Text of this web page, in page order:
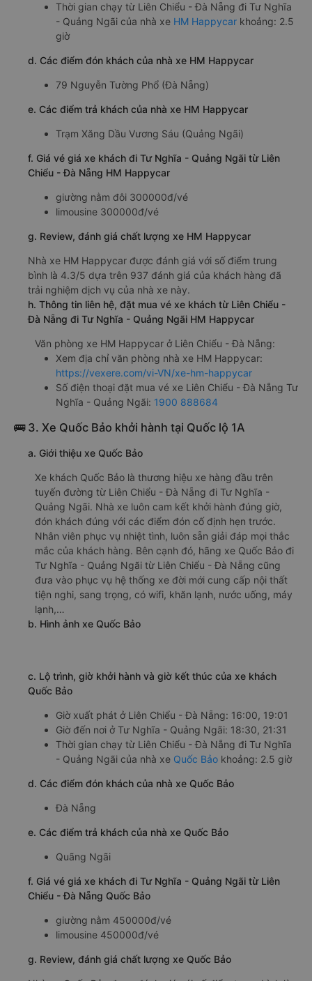
Thời gian chạy từ Liên Chiểu - Đà Nẵng đi Tư Nghĩa
- Quảng Ngãi của nhà xe HM Happycar khoảng: 2.5
giờ
d. Các điểm đón khách của nhà xe HM Happycar
79 Nguyễn Tường Phổ (Đà Nẵng)
e. Các điểm trả khách của nhà xe HM Happycar
Trạm Xăng Dầu Vương Sáu (Quảng Ngãi)
f. Giá vé giá xe khách đi Tư Nghĩa - Quảng Ngãi từ Liên
Chiểu - Đà Nẵng HM Happycar
giường nằm đôi 300000đ/vé
limousine 300000đ/vé
g. Review, đánh giá chất lượng xe HM Happycar
Nhà xe HM Happycar được đánh giá với số điểm trung
bình là 4.3/5 dựa trên 937 đánh giá của khách hàng đã
trải nghiệm dịch vụ của nhà xe này.
h. Thông tin liên hệ, đặt mua vé xe khách từ Liên Chiểu -
Đà Nẵng đi Tư Nghĩa - Quảng Ngãi HM Happycar
Văn phòng xe HM Happycar ở Liên Chiểu - Đà Nẵng:
Xem địa chỉ văn phòng nhà xe HM Happycar:
https://vexere.com/vi-VN/xe-hm-happycar
Số điện thoại đặt mua vé xe Liên Chiểu - Đà Nẵng Tư
Nghĩa - Quảng Ngãi: 1900 888684
🚌 3. Xe Quốc Bảo khởi hành tại Quốc lộ 1A
a. Giới thiệu xe Quốc Bảo
Xe khách Quốc Bảo là thương hiệu xe hàng đầu trên
tuyến đường từ Liên Chiểu - Đà Nẵng đi Tư Nghĩa -
Quảng Ngãi. Nhà xe luôn cam kết khởi hành đúng giờ,
đón khách đúng với các điểm đón cố định hẹn trước.
Nhân viên phục vụ nhiệt tình, luôn sẵn giải đáp mọi thắc
mắc của khách hàng. Bên cạnh đó, hãng xe Quốc Bảo đi
Tư Nghĩa - Quảng Ngãi từ Liên Chiểu - Đà Nẵng cũng
đưa vào phục vụ hệ thống xe đời mới cung cấp nội thất
tiện nghi, sang trọng, có wifi, khăn lạnh, nước uống, máy
lạnh,…
b. Hình ảnh xe Quốc Bảo
c. Lộ trình, giờ khởi hành và giờ kết thúc của xe khách
Quốc Bảo
Giờ xuất phát ở Liên Chiểu - Đà Nẵng: 16:00, 19:01
Giờ đến nơi ở Tư Nghĩa - Quảng Ngãi: 18:30, 21:31
Thời gian chạy từ Liên Chiểu - Đà Nẵng đi Tư Nghĩa
- Quảng Ngãi của nhà xe Quốc Bảo khoảng: 2.5 giờ
d. Các điểm đón khách của nhà xe Quốc Bảo
Đà Nẵng
e. Các điểm trả khách của nhà xe Quốc Bảo
Quãng Ngãi
f. Giá vé giá xe khách đi Tư Nghĩa - Quảng Ngãi từ Liên
Chiểu - Đà Nẵng Quốc Bảo
giường nằm 450000đ/vé
limousine 450000đ/vé
g. Review, đánh giá chất lượng xe Quốc Bảo